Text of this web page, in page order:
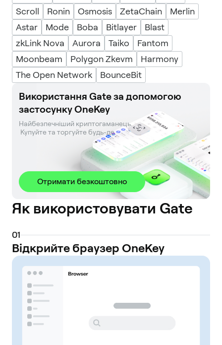
Scroll
Ronin Osmosis ZetaChain
Merlin
Astar
Mode Boba Bitlayer
Blast
zkLink Nova
Aurora Taiko
Fantom
Moonbeam
Polygon Zkevm
Harmony
The Open Network
BounceBit
Використання Gate за допомогою
застосунку OneKey
Найбезпечніший криптогаманець.
Купуйте та торгуйте будь-де.
Отримати безкоштовно
Як використовувати Gate
01
Відкрийте браузер OneKey